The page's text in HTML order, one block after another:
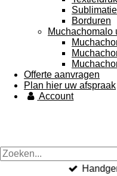
Borduren
Muchachomalo
Offerte aanvragen
Plan hier uw afspraak
Account